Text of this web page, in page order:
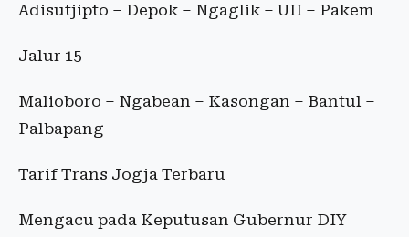
Adisutjipto – Depok – Ngaglik – UII – Pakem
Jalur 15
Malioboro – Ngabean – Kasongan – Bantul –
Palbapang
Tarif Trans Jogja Terbaru
Mengacu pada Keputusan Gubernur DIY